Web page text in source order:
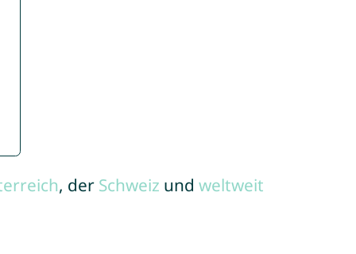
, der Schweiz und weltweit